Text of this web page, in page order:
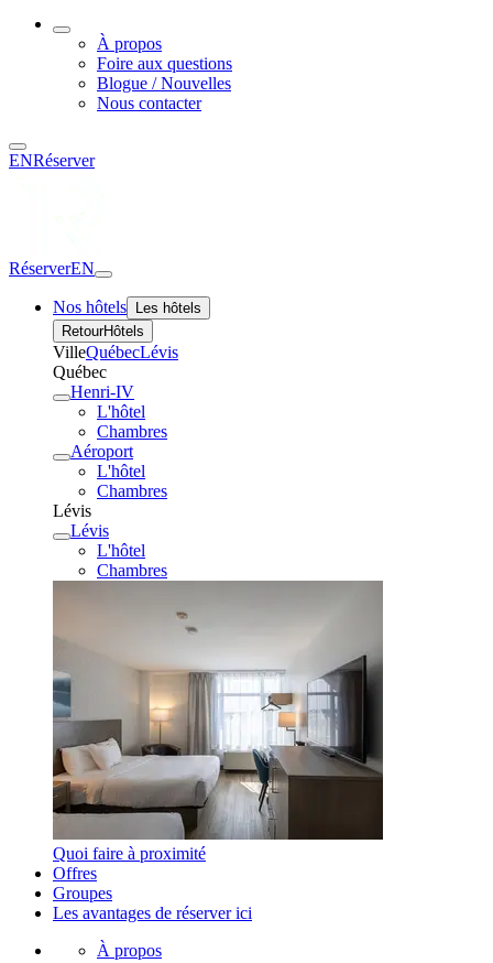
À propos
Foire aux questions
Blogue / Nouvelles
Nous contacter
ENRéserver
RéserverEN
Nos hôtels
Les hôtels
RetourHôtels
VilleQuébecLévis
Québec
Henri-IV
L'hôtel
Chambres
Aéroport
L'hôtel
Chambres
Lévis
Lévis
L'hôtel
Chambres
Quoi faire à proximité
Offres
Groupes
Les avantages de réserver ici
À propos